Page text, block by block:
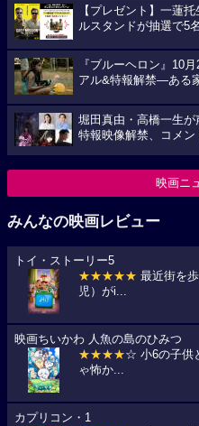
【プレゼント】一蓮
ルスタンドが抽選で5
『ブルーヘロン』10
アル&特報解禁―ある
堀田真由・高橋一生が
特報映像解禁、コメン
映画ニ
みんなの映画レビュー
トイ・ストーリー5
★★★★★ 最近街を
児）がi...
映画ちいかわ 人魚の島のひみつ
★★★★☆ 小6の子供
ゃ怖か...
カプリコン・1